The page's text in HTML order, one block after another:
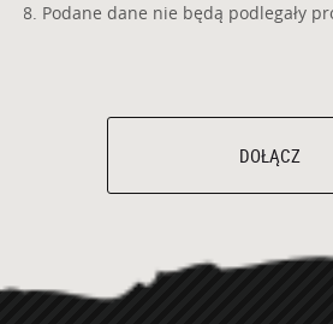
Podane dane nie będą podlegały
DOŁĄCZ